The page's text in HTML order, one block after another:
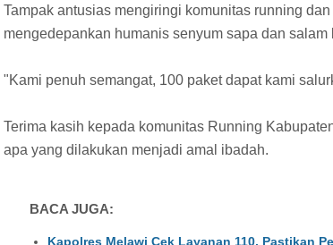
Tampak antusias mengiringi komunitas running
mengedepankan humanis senyum sapa dan salam
"Kami penuh semangat, 100 paket dapat kami
Terima kasih kepada komunitas Running
apa yang dilakukan menjadi amal ibadah.
BACA JUGA:
Kapolres Melawi Cek Layanan 110, Pastikan